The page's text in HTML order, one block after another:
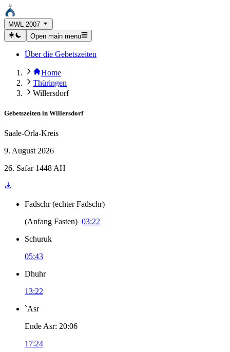
MWL 2007
Open main menu
Über die Gebetszeiten
Home
Thüringen
Willersdorf
Gebetszeiten in Willersdorf
Saale-Orla-Kreis
9. August 2026
26. Safar 1448 AH
Fadschr (echter Fadschr)
(Anfang Fasten) 03:22
Schuruk
05:43
Dhuhr
13:22
`Asr
Ende Asr: 20:06
17:24